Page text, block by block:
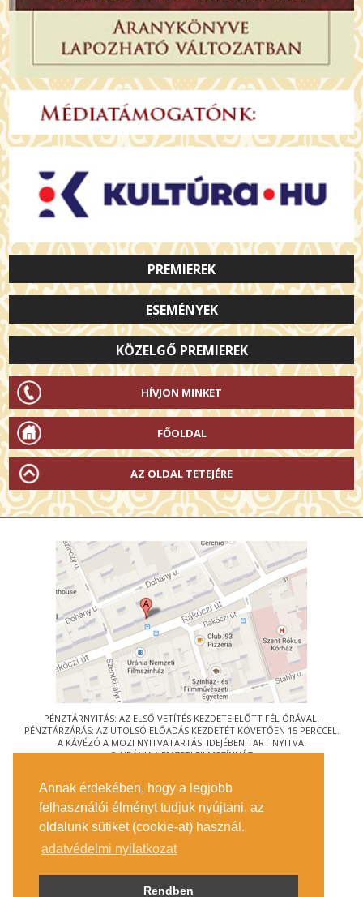
Annak érdekében, hogy a legjobb
felhasználói élményt tudjuk nyújtani, az
oldalunk sütiket (cookie-at) használ.
adatvédelmi nyilatkozat
Rendben
PREMIEREK
ESEMÉNYEK
KÖZELGŐ PREMIEREK
HÍVJON MINKET
FŐOLDAL
AZ OLDAL TETEJÉRE
PÉNZTÁRNYITÁS: AZ ELSŐ VETÍTÉS KEZDETE ELŐTT FÉL ÓRÁVAL.
PÉNZTÁRZÁRÁS: AZ UTOLSÓ ELŐADÁS KEZDETÉT KÖVETŐEN 15 PERCCEL.
A KÁVÉZÓ A MOZI NYITVATARTÁSI IDEJÉBEN TART NYITVA.
© URÁNIA NEMZETI FILMSZÍNHÁZ
1088 BUDAPEST, RÁKÓCZI ÚT 21.
MEGKÖZELÍTÉS
JEGYINFORMÁCIÓ
ÍRJON NEKÜNK!
KÖZÉRDEKŰ ADATOK